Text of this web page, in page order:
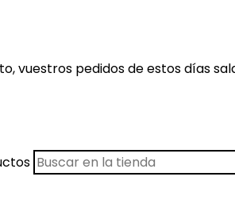
vuestros pedidos de estos días